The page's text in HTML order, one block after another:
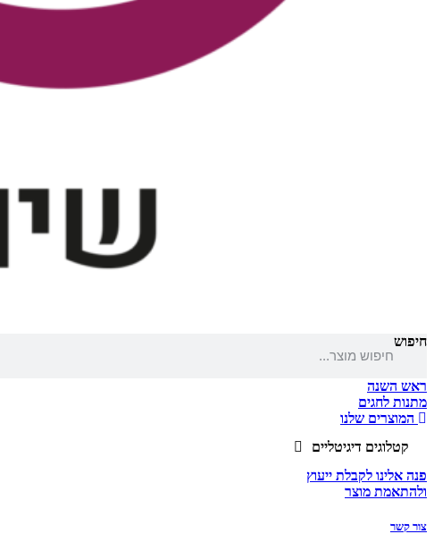
חיפוש
ראש השנה
מתנות לחגים
המוצרים שלנו
קטלוגים דיגיטליים
פנה אלינו לקבלת ייעוץ
ולהתאמת מוצר
צור קשר